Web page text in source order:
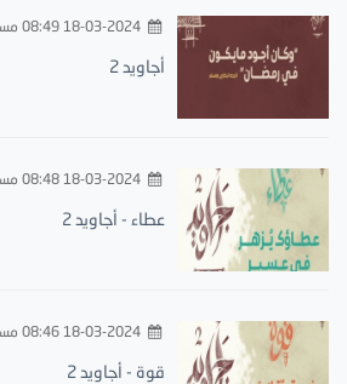
18-03-2024 08:49 مساءً
أجاويد 2
18-03-2024 08:48 مساءً
عطاء - أجاويد 2
18-03-2024 08:46 مساءً
قوة - أجاويد 2